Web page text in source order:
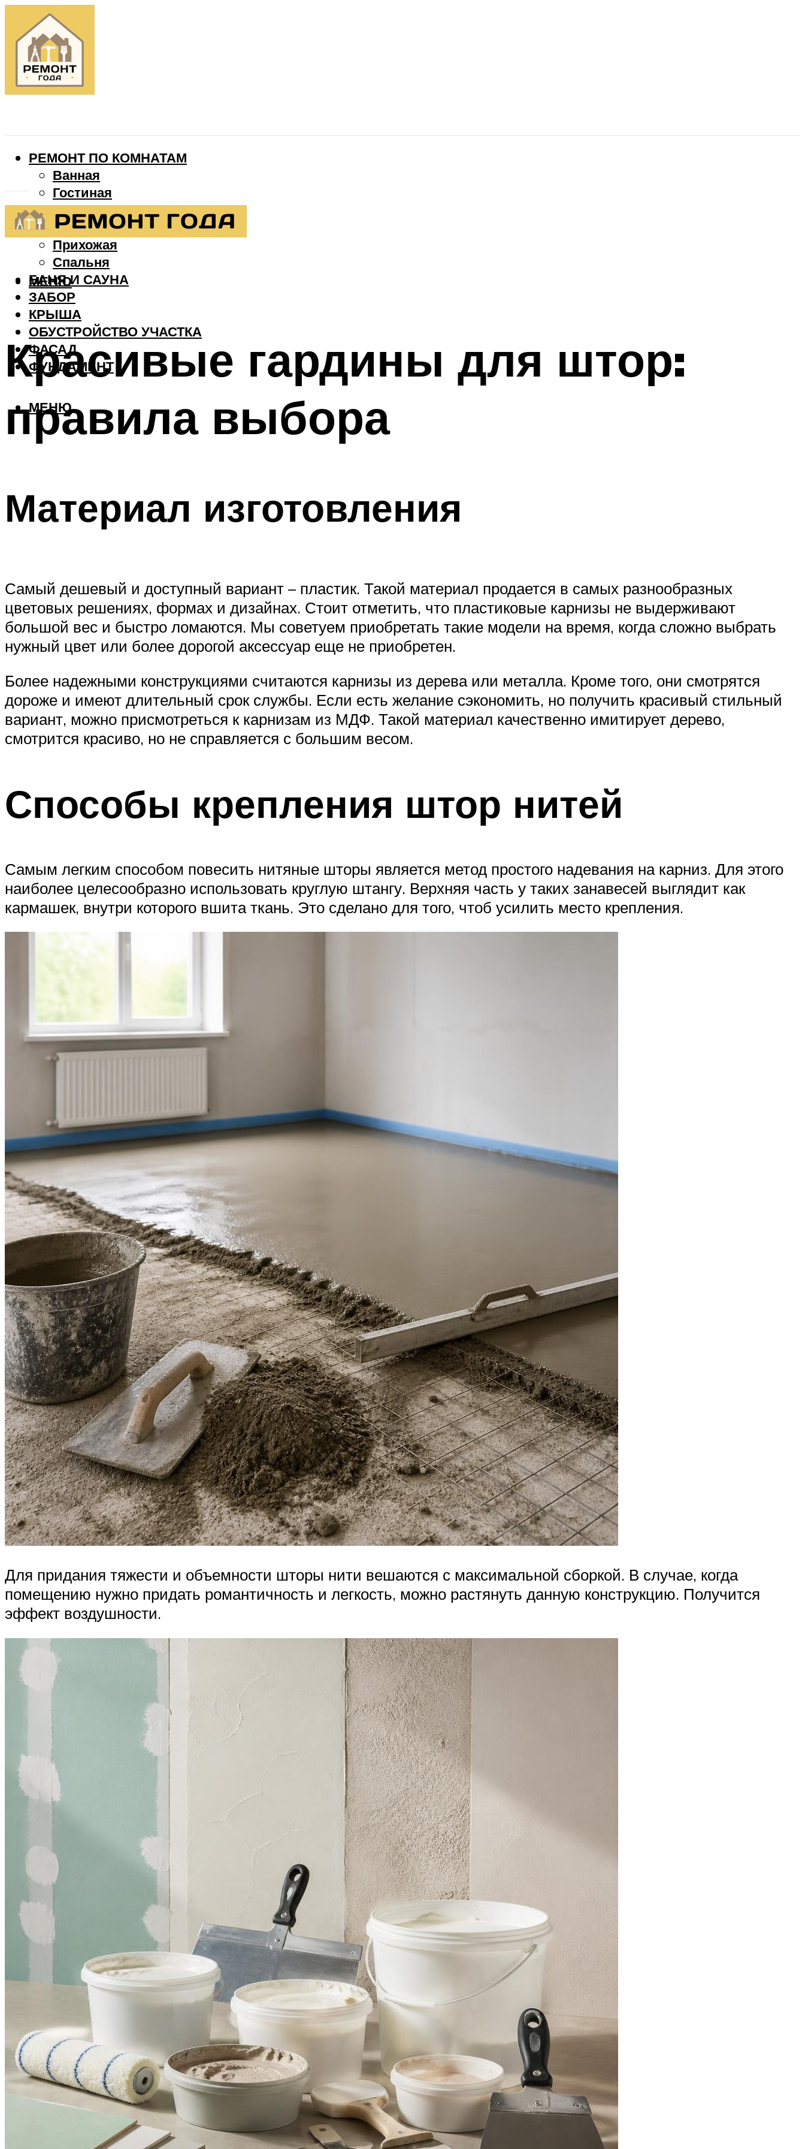
РЕМОНТ ПО КОМНАТАМ
Ванная
Гостиная
Детская
Кухня
Прихожая
Спальня
БАНЯ И САУНА
ЗАБОР
КРЫША
ОБУСТРОЙСТВО УЧАСТКА
ФАСАД
ФУНДАМЕНТ
МЕНЮ
МЕНЮ
Красивые гардины для штор:
правила выбора
Материал изготовления
Самый дешевый и доступный вариант – пластик. Такой материал продается в самых разнообразных
цветовых решениях, формах и дизайнах. Стоит отметить, что пластиковые карнизы не выдерживают
большой вес и быстро ломаются. Мы советуем приобретать такие модели на время, когда сложно выбрать
нужный цвет или более дорогой аксессуар еще не приобретен.
Более надежными конструкциями считаются карнизы из дерева или металла. Кроме того, они смотрятся
дороже и имеют длительный срок службы. Если есть желание сэкономить, но получить красивый стильный
вариант, можно присмотреться к карнизам из МДФ. Такой материал качественно имитирует дерево,
смотрится красиво, но не справляется с большим весом.
Способы крепления штор нитей
Самым легким способом повесить нитяные шторы является метод простого надевания на карниз. Для этого
наиболее целесообразно использовать круглую штангу. Верхняя часть у таких занавесей выглядит как
кармашек, внутри которого вшита ткань. Это сделано для того, чтоб усилить место крепления.
Для придания тяжести и объемности шторы нити вешаются с максимальной сборкой. В случае, когда
помещению нужно придать романтичность и легкость, можно растянуть данную конструкцию. Получится
эффект воздушности.